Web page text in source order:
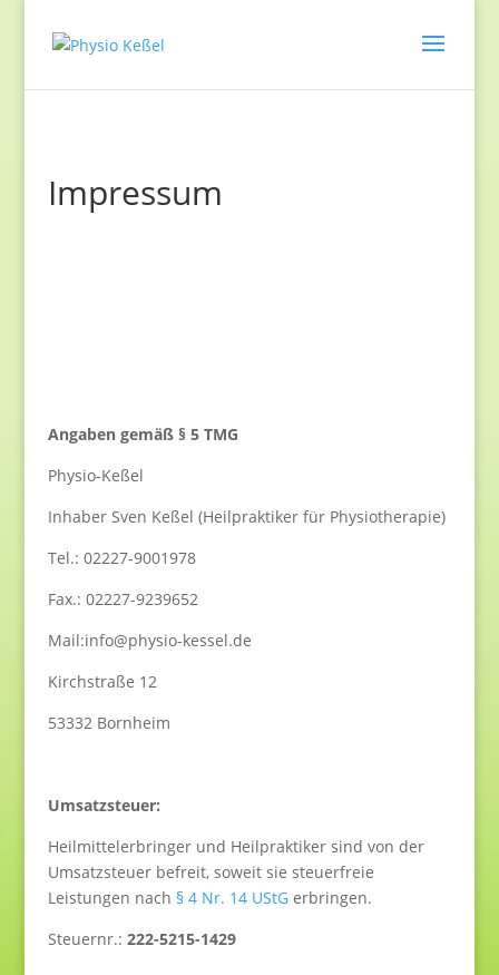
Impressum
Angaben gemäß § 5 TMG
Physio-Keßel
Inhaber Sven Keßel (Heilpraktiker für Physiotherapie)
Tel.: 02227-9001978
Fax.: 02227-9239652
Mail:info@physio-kessel.de
Kirchstraße 12
53332 Bornheim
Umsatzsteuer:
Heilmittelerbringer und Heilpraktiker sind von der
Umsatzsteuer befreit, soweit sie steuerfreie
Leistungen nach § 4 Nr. 14 UStGerbringen.
Steuernr.: 222-5215-1429